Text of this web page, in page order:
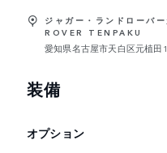
ジャガー・ランドロー
ROVER TENPAKU
愛知県名古屋市天白区元植田
装備
オプション